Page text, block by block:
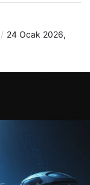
24 Ocak 2026,